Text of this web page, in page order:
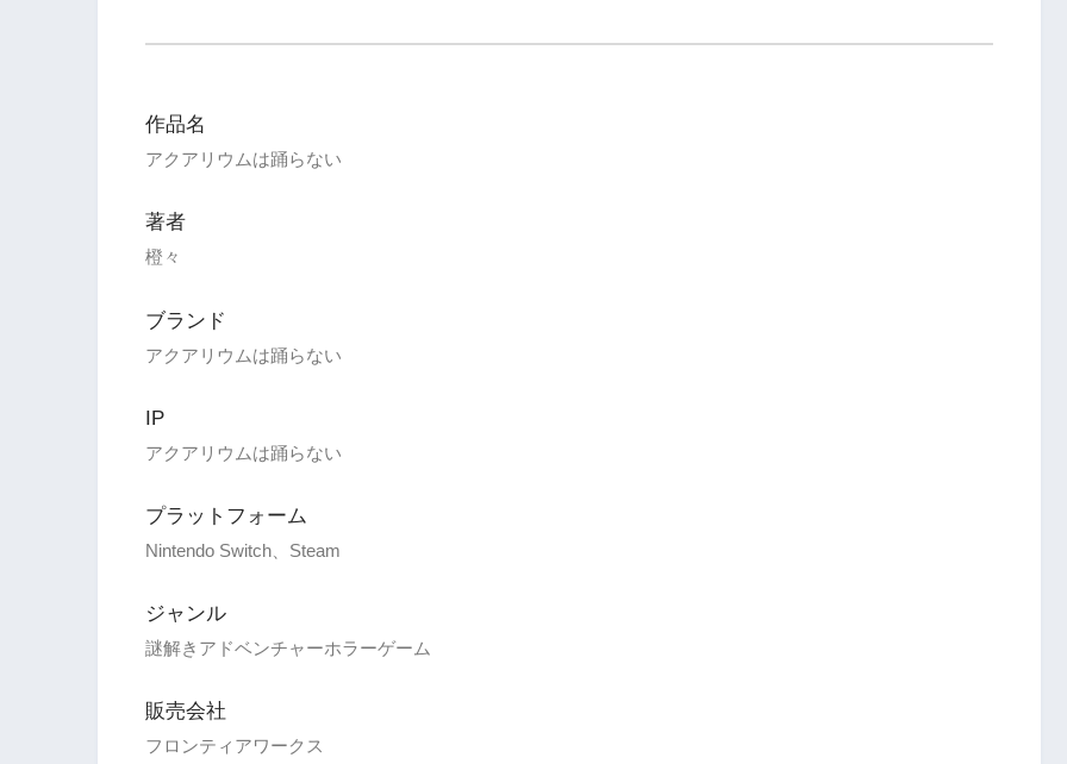
作品名
アクアリウムは踊らない
著者
橙々
ブランド
アクアリウムは踊らない
IP
アクアリウムは踊らない
プラットフォーム
Nintendo Switch、Steam
ジャンル
謎解きアドベンチャーホラーゲーム
販売会社
フロンティアワークス